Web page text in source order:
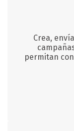
Crea,
permitan